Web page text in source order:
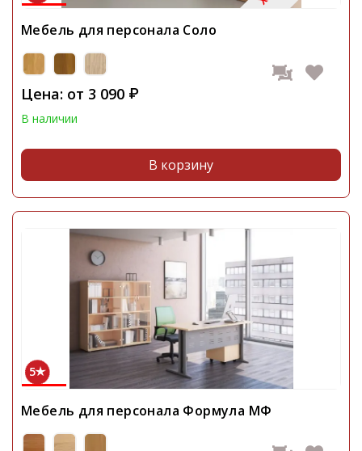
Мебель для персонала Соло
Цена: от 3 090 ₽
В наличии
В корзину
5
Мебель для персонала Формула МФ